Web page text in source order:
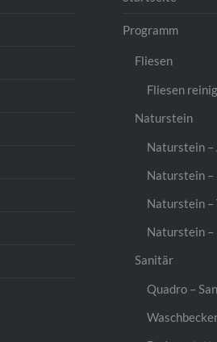
Programm
Fliesen
Fliesen
Naturstein
Naturstein –
Naturstein
Naturstein –
Naturstein –
Sanitär
Quadro –